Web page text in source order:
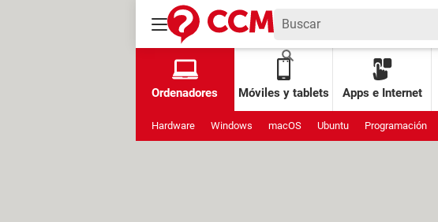
Ordenadores Móviles y tablets Apps e Internet
Hardware Windows macOS Ubuntu Programación